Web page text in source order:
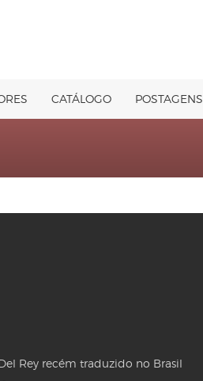
CATÁLOGO POSTAGENS
Rey recém traduzido no Brasil